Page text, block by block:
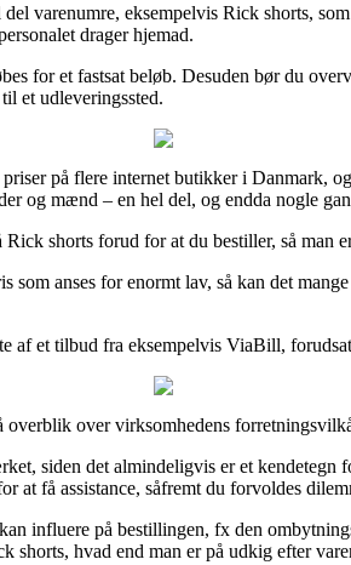
varenumre, eksempelvis Rick shorts,
drager hjemad.
for et fastsat beløb. Desuden bør du
et udleveringssted.
på flere internet butikker i Danmark,
og mænd – en hel del, og endda nogle
shorts forud for at du bestiller, så man
anses for enormt lav, så kan det
et tilbud fra eksempelvis ViaBill,
over virksomhedens
siden det almindeligvis er et kendetegn
få assistance, såfremt du forvoldes
influere på bestillingen, fx den
shorts, hvad end man er på udkig efter